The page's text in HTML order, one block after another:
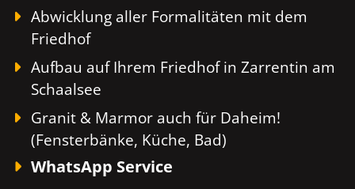
Abwicklung aller Formalitäten mit dem
Friedhof
Aufbau auf Ihrem Friedhof in Zarrentin am
Schaalsee
Granit & Marmor auch für Daheim!
(Fensterbänke, Küche, Bad)
WhatsApp Service